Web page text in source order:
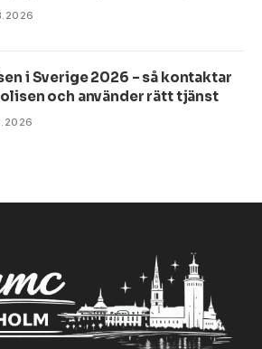
i Sverige 2026 – så kontaktar
och använder rätt tjänst